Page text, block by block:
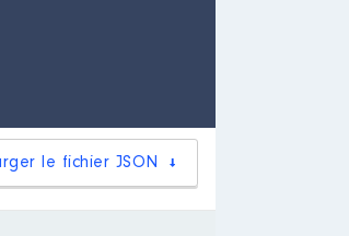
le fichier JSON